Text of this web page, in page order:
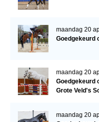
Hengstenselectie
Informatie
maandag 20
Goedgekeurd
maandag 20
Goedgekeurd
Grote Veld's
maandag 20